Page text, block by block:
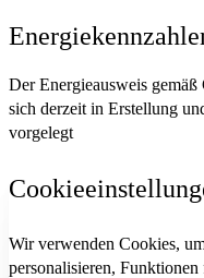
Der Energieausweis
sich derzeit in Erstellung
vorgelegt
Wir verwenden Cookies,
personalisieren,